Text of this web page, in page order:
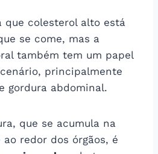
que colesterol alto está
se come, mas a
também tem um papel
principalmente
gordura abdominal.
que se acumula na
redor dos órgãos, é